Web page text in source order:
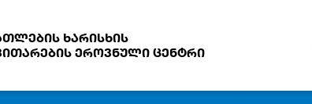
ხარისხის
ეროვნული ცენტრი